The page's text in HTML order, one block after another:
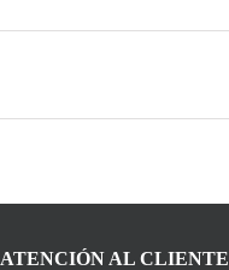
ATENCIÓN AL CLIENTE